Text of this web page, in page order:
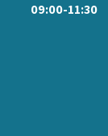
09:00-11:30